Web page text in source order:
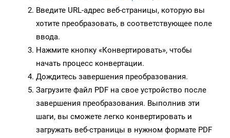
Введите URL-адрес веб-страницы, которую вы
хотите преобразовать, в соответствующее поле
ввода.
Нажмите кнопку «Конвертировать», чтобы
начать процесс конвертации.
Дождитесь завершения преобразования.
Загрузите файл PDF на свое устройство после
завершения преобразования. Выполнив эти
шаги, вы сможете легко конвертировать и
загружать веб-страницы в нужном формате PDF